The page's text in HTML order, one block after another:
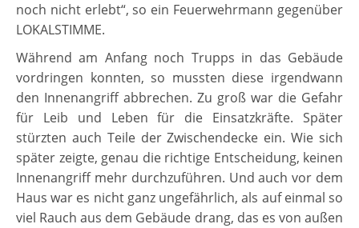
noch nicht erlebt“, so ein Feuerwehrmann gegenüber
LOKALSTIMME.
Während am Anfang noch Trupps in das Gebäude
vordringen konnten, so mussten diese irgendwann
den Innenangriff abbrechen. Zu groß war die Gefahr
für Leib und Leben für die Einsatzkräfte. Später
stürzten auch Teile der Zwischendecke ein. Wie sich
später zeigte, genau die richtige Entscheidung, keinen
Innenangriff mehr durchzuführen. Und auch vor dem
Haus war es nicht ganz ungefährlich, als auf einmal so
viel Rauch aus dem Gebäude drang, das es von außen